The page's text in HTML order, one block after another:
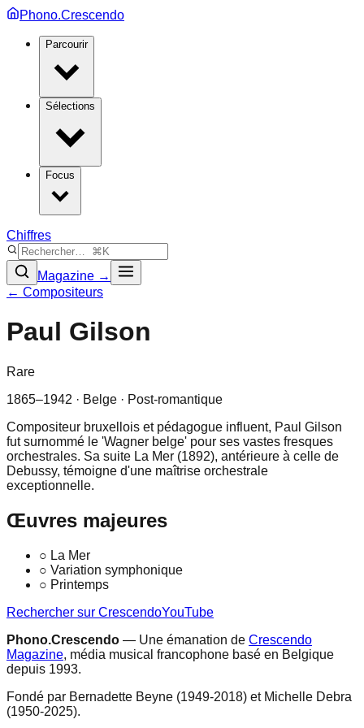
Phono.Crescendo
Parcourir
Sélections
Focus
Chiffres
Magazine →
← Compositeurs
Paul Gilson
Rare
1865–1942 · Belge · Post-romantique
Compositeur bruxellois et pédagogue influent, Paul Gilson
fut surnommé le 'Wagner belge' pour ses vastes fresques
orchestrales. Sa suite La Mer (1892), antérieure à celle de
Debussy, témoigne d'une maîtrise orchestrale
exceptionnelle.
Œuvres majeures
○ La Mer
○ Variation symphonique
○ Printemps
Rechercher sur CrescendoYouTube
Phono.Crescendo — Une émanation de Crescendo
Magazine, média musical francophone basé en Belgique
depuis 1993.
Fondé par Bernadette Beyne (1949-2018) et Michelle Debra
(1950-2025).